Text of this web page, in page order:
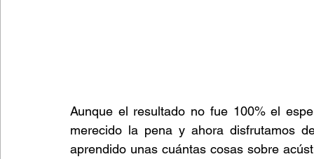
Aunque el resultado no fue 100% el
merecido la pena y ahora disfrutamos
aprendido unas cuántas cosas sobre